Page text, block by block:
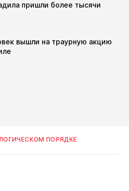
пришли более тысячи
вышли на траурную акцию
ПОРЯДКЕ